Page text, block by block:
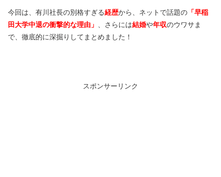
今回は、有川社長の別格すぎる経歴から、ネットで話題の 「早稲
田大学中退の衝撃的な理由」
、さらには結婚や年収のウワサま
で、徹底的に深掘りしてまとめました！
スポンサーリンク